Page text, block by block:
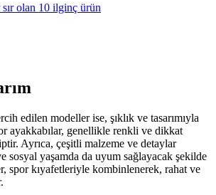
sır olan 10 ilginç ürün
edilen modeller ise, şıklık ve tasarımıyla
ayakkabılar, genellikle renkli ve dikkat
Ayrıca, çeşitli malzeme ve detaylar
sosyal yaşamda da uyum sağlayacak şekilde
spor kıyafetleriyle kombinlenerek, rahat ve